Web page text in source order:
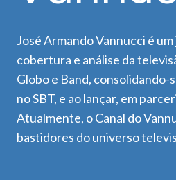
José Armando Vannucci é
cobertura e análise da
Globo e Band,
no SBT, e ao lançar, em
Atualmente, o Canal do
bastidores do universo